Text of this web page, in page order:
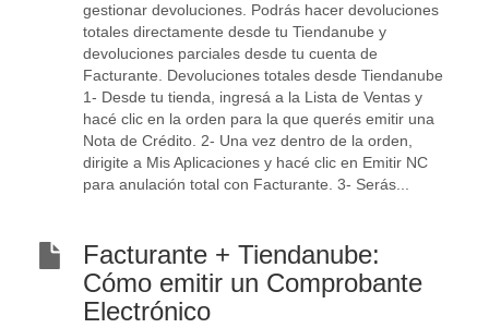
gestionar devoluciones. Podrás hacer devoluciones
totales directamente desde tu Tiendanube y
devoluciones parciales desde tu cuenta de
Facturante. Devoluciones totales desde Tiendanube
1- Desde tu tienda, ingresá a la Lista de Ventas y
hacé clic en la orden para la que querés emitir una
Nota de Crédito. 2- Una vez dentro de la orden,
dirigite a Mis Aplicaciones y hacé clic en Emitir NC
para anulación total con Facturante. 3- Serás...
Facturante + Tiendanube:
Cómo emitir un Comprobante
Electrónico